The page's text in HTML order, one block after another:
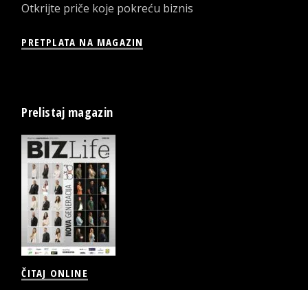
Otkrijte priče koje pokreću biznis
PRETPLATA NA MAGAZIN
Prelistaj magazin
ČITAJ ONLINE